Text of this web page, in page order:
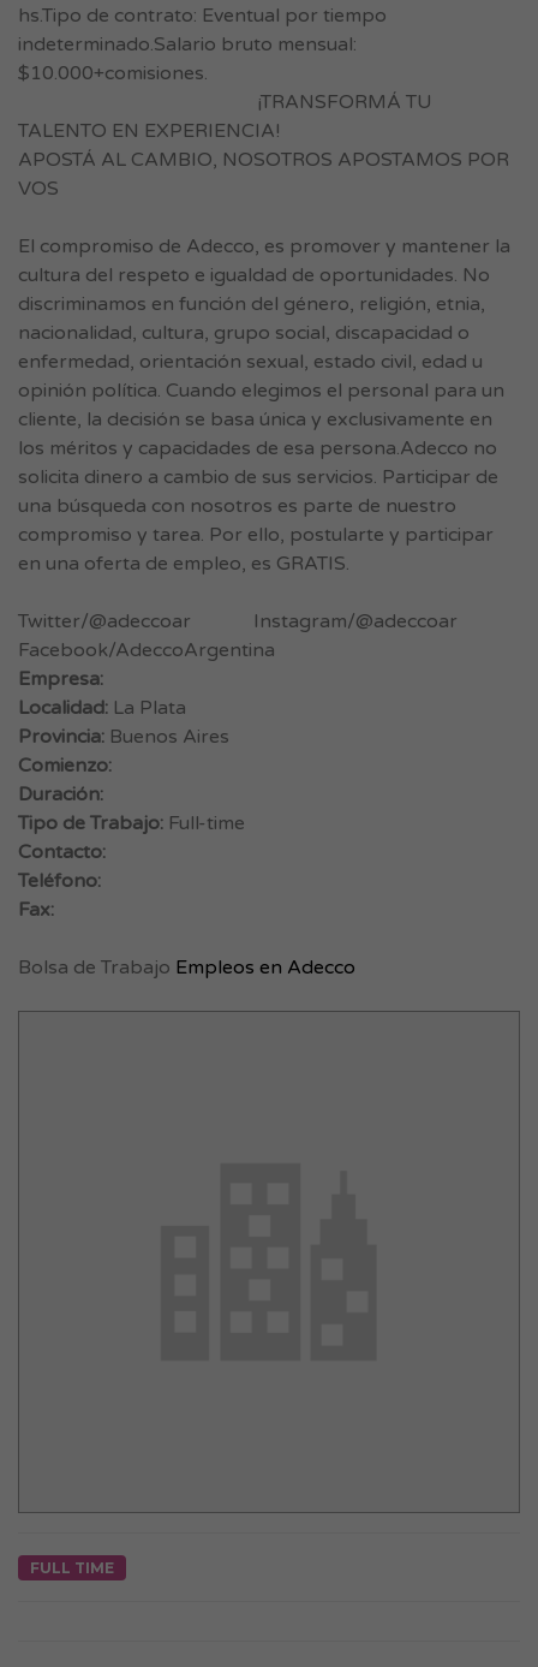
hs.Tipo de contrato: Eventual por tiempo
indeterminado.Salario bruto mensual:
$10.000+comisiones.
¡TRANSFORMÁ TU
TALENTO EN EXPERIENCIA!
APOSTÁ AL CAMBIO, NOSOTROS APOSTAMOS POR
VOS
El compromiso de Adecco, es promover y mantener la
cultura del respeto e igualdad de oportunidades. No
discriminamos en función del género, religión, etnia,
nacionalidad, cultura, grupo social, discapacidad o
enfermedad, orientación sexual, estado civil, edad u
opinión política. Cuando elegimos el personal para un
cliente, la decisión se basa única y exclusivamente en
los méritos y capacidades de esa persona.Adecco no
solicita dinero a cambio de sus servicios. Participar de
una búsqueda con nosotros es parte de nuestro
compromiso y tarea. Por ello, postularte y participar
en una oferta de empleo, es GRATIS.
Twitter/@adeccoar Instagram/@adeccoar
Facebook/AdeccoArgentina
Empresa:
Localidad: La Plata
Provincia: Buenos Aires
Comienzo:
Duración:
Tipo de Trabajo: Full-time
Contacto:
Teléfono:
Fax:
Bolsa de Trabajo Empleos en Adecco
FULL TIME